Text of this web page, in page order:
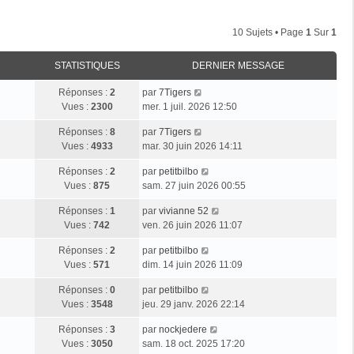
10 Sujets • Page 1 Sur 1
STATISTIQUES DERNIER MESSAGE
Réponses : 2
Vues : 2300
par 7Tigers
mer. 1 juil. 2026 12:50
Réponses : 8
Vues : 4933
par 7Tigers
mar. 30 juin 2026 14:11
Réponses : 2
Vues : 875
par petitbilbo
sam. 27 juin 2026 00:55
Réponses : 1
Vues : 742
par vivianne 52
ven. 26 juin 2026 11:07
Réponses : 2
Vues : 571
par petitbilbo
dim. 14 juin 2026 11:09
Réponses : 0
Vues : 3548
par petitbilbo
jeu. 29 janv. 2026 22:14
Réponses : 3
Vues : 3050
par nockjedere
sam. 18 oct. 2025 17:20